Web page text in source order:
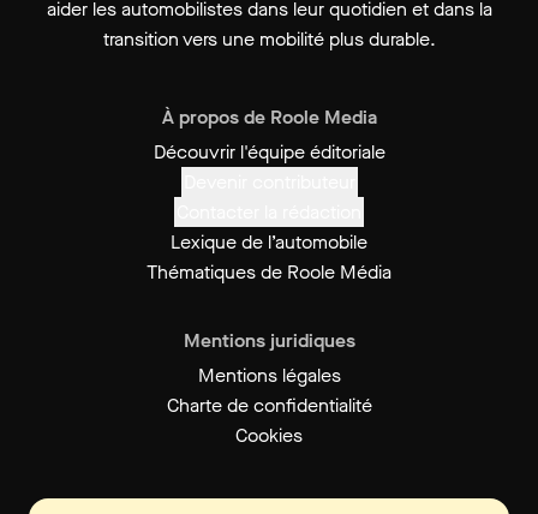
aider les automobilistes dans leur quotidien et dans la
transition vers une mobilité plus durable.
À propos de Roole Media
Découvrir l'équipe éditoriale
Lexique de l’automobile
Thématiques de Roole Média
Mentions juridiques
Mentions légales
Charte de confidentialité
Cookies